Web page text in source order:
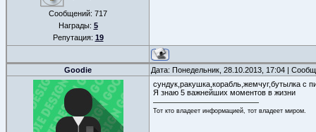
Сообщений: 717
Награды: 5
Репутация: 19
Goodie Дата: Понедельник, 28.10.2013, 17:04 |
сундук,ракушка,корабль,жемчуг,бутылка с
Я знаю 5 важнейших моментов в жизни
Тот кто владеет информацией, тот владеет миром.